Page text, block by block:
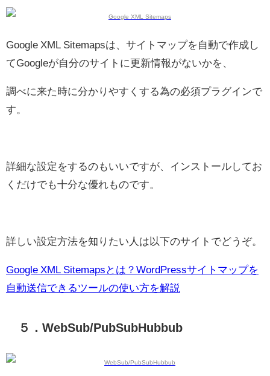
Google XML Sitemapsは、サイトマップを自動で作成し
てGoogleが自分のサイトに更新情報がないかを、
調べに来た時に分かりやすくする為の必須プラグインで
す。
詳細な設定をするのもいいですが、インストールしてお
くだけでも十分な優れものです。
詳しい設定方法を知りたい人は以下のサイトでどうぞ。
Google XML Sitemapsとは？WordPressサイトマップを
自動送信できるツールの使い方を解説
５．WebSub/PubSubHubbub